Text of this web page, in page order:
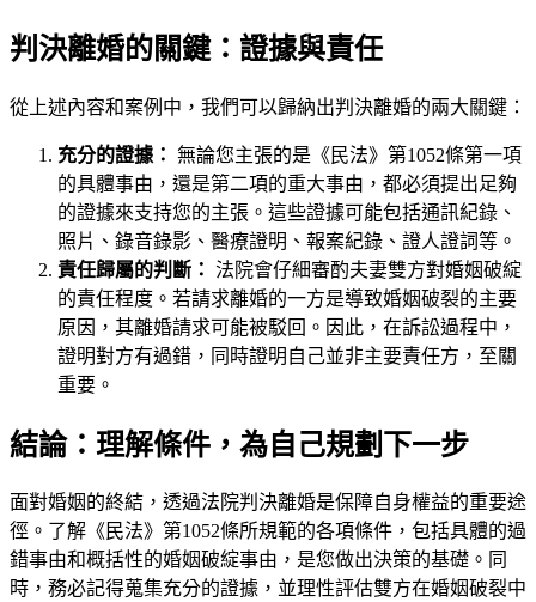
判決離婚的關鍵：證據與責任
從上述內容和案例中，我們可以歸納出判決離婚的兩大關鍵：
充分的證據： 無論您主張的是《民法》第1052條第一項
的具體事由，還是第二項的重大事由，都必須提出足夠
的證據來支持您的主張。這些證據可能包括通訊紀錄、
照片、錄音錄影、醫療證明、報案紀錄、證人證詞等。
責任歸屬的判斷： 法院會仔細審酌夫妻雙方對婚姻破綻
的責任程度。若請求離婚的一方是導致婚姻破裂的主要
原因，其離婚請求可能被駁回。因此，在訴訟過程中，
證明對方有過錯，同時證明自己並非主要責任方，至關
重要。
結論：理解條件，為自己規劃下一步
面對婚姻的終結，透過法院判決離婚是保障自身權益的重要途
徑。了解《民法》第1052條所規範的各項條件，包括具體的過
錯事由和概括性的婚姻破綻事由，是您做出決策的基礎。同
時，務必記得蒐集充分的證據，並理性評估雙方在婚姻破裂中